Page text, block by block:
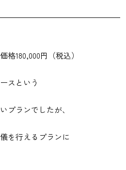
180,000円（税込）
スという
プランでしたが、
を行えるプランに